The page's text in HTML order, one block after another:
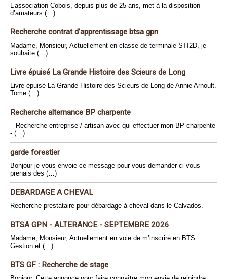
L’association Cobois, depuis plus de 25 ans, met à la disposition
d’amateurs (…)
Recherche contrat d’apprentissage btsa gpn
Madame, Monsieur, Actuellement en classe de terminale STI2D, je
souhaite (…)
Livre épuisé La Grande Histoire des Scieurs de Long
Livre épuisé La Grande Histoire des Scieurs de Long de Annie Arnoult.
Tome (…)
Recherche alternance BP charpente
– Recherche entreprise / artisan avec qui effectuer mon BP charpente
- (…)
garde forestier
Bonjour je vous envoie ce message pour vous demander ci vous
prenais des (…)
DEBARDAGE A CHEVAL
Recherche prestataire pour débardage à cheval dans le Calvados.
BTSA GPN - ALTERANCE - SEPTEMBRE 2026
Madame, Monsieur, Actuellement en voie de m’inscrire en BTS
Gestion et (…)
BTS GF : Recherche de stage